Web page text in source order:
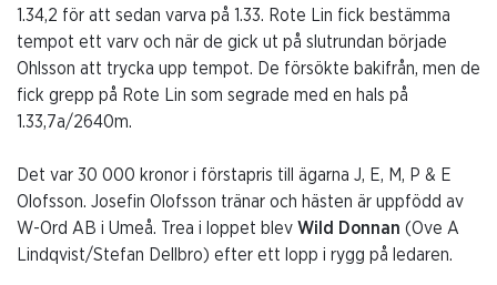
1.34,2 för att sedan varva på 1.33. Rote Lin fick bestämma
tempot ett varv och när de gick ut på slutrundan började
Ohlsson att trycka upp tempot. De försökte bakifrån, men de
fick grepp på Rote Lin som segrade med en hals på
1.33,7a/2640m.
Det var 30 000 kronor i förstapris till ägarna J, E, M, P & E
Olofsson. Josefin Olofsson tränar och hästen är uppfödd av
W-Ord AB i Umeå. Trea i loppet blev Wild Donnan (Ove A
Lindqvist/Stefan Dellbro) efter ett lopp i rygg på ledaren.